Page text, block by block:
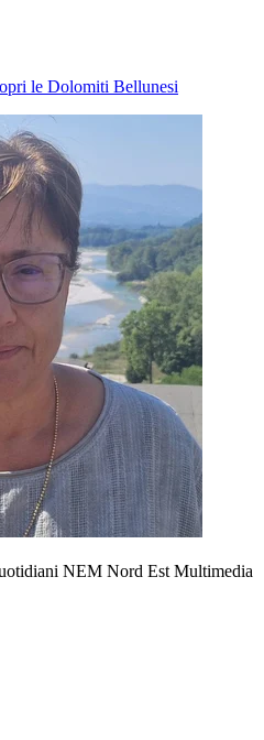
le Dolomiti Bellunesi
NEM Nord Est Multimedia